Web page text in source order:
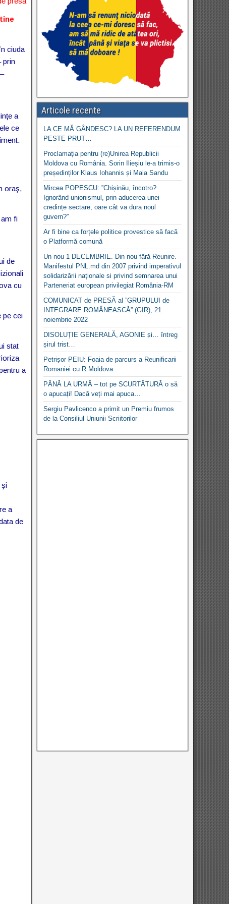
ciuda
prin
a
ce
oraş,
am fi
de
cu
pe cei
stat
a
şi
a
de
Articole recente
LA CE MĂ GÂNDESC? LA UN REFERENDUM
PESTE PRUT…
Proclamația pentru (re)Unirea Republicii
Moldova cu România. Sorin Ilieșiu le-a trimis-o
președinților Klaus Iohannis și Maia Sandu
Mircea POPESCU: ”Chișinău, încotro?
Ignorând unionismul, prin aducerea unei
credințe sectare, oare cât va dura noul
guvern?”
Ar fi bine ca forțele politice provestice să facă
o Platformă comună
Un nou 1 DECEMBRIE. Din nou fără Reunire.
Manifestul PNL.md din 2007 privind imperativul
solidarizării naționale si privind semnarea unui
Parteneriat european privilegiat România-RM
COMUNICAT de PRESĂ al ”GRUPULUI de
INTEGRARE ROMÂNEASCĂ” (GIR), 21
noiembrie 2022
DISOLUȚIE GENERALĂ, AGONIE și… întreg
șirul trist…
Petrișor PEIU: Foaia de parcurs a Reunificarii
Romaniei cu R.Moldova
PÂNĂ LA URMĂ – tot pe SCURTĂTURĂ o să
o apucați! Dacă veți mai apuca…
Sergiu Pavlicenco a primit un Premiu frumos
de la Consiliul Uniunii Scriitorilor